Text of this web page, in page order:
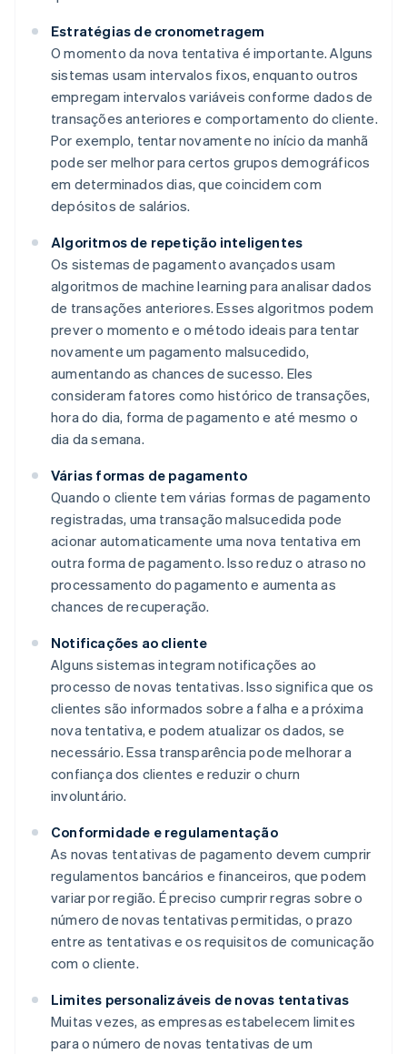
Estratégias de cronometragem
O momento da nova tentativa é importante. Alguns
sistemas usam intervalos fixos, enquanto outros
empregam intervalos variáveis conforme dados de
transações anteriores e comportamento do cliente.
Por exemplo, tentar novamente no início da manhã
pode ser melhor para certos grupos demográficos
em determinados dias, que coincidem com
depósitos de salários.
Algoritmos de repetição inteligentes
Os sistemas de pagamento avançados usam
algoritmos de machine learning para analisar dados
de transações anteriores. Esses algoritmos podem
prever o momento e o método ideais para tentar
novamente um pagamento malsucedido,
aumentando as chances de sucesso. Eles
consideram fatores como histórico de transações,
hora do dia, forma de pagamento e até mesmo o
dia da semana.
Várias formas de pagamento
Quando o cliente tem várias formas de pagamento
registradas, uma transação malsucedida pode
acionar automaticamente uma nova tentativa em
outra forma de pagamento. Isso reduz o atraso no
processamento do pagamento e aumenta as
chances de recuperação.
Notificações ao cliente
Alguns sistemas integram notificações ao
processo de novas tentativas. Isso significa que os
clientes são informados sobre a falha e a próxima
nova tentativa, e podem atualizar os dados, se
necessário. Essa transparência pode melhorar a
confiança dos clientes e reduzir o churn
involuntário.
Conformidade e regulamentação
As novas tentativas de pagamento devem cumprir
regulamentos bancários e financeiros, que podem
variar por região. É preciso cumprir regras sobre o
número de novas tentativas permitidas, o prazo
entre as tentativas e os requisitos de comunicação
com o cliente.
Limites personalizáveis de novas tentativas
Muitas vezes, as empresas estabelecem limites
para o número de novas tentativas de um